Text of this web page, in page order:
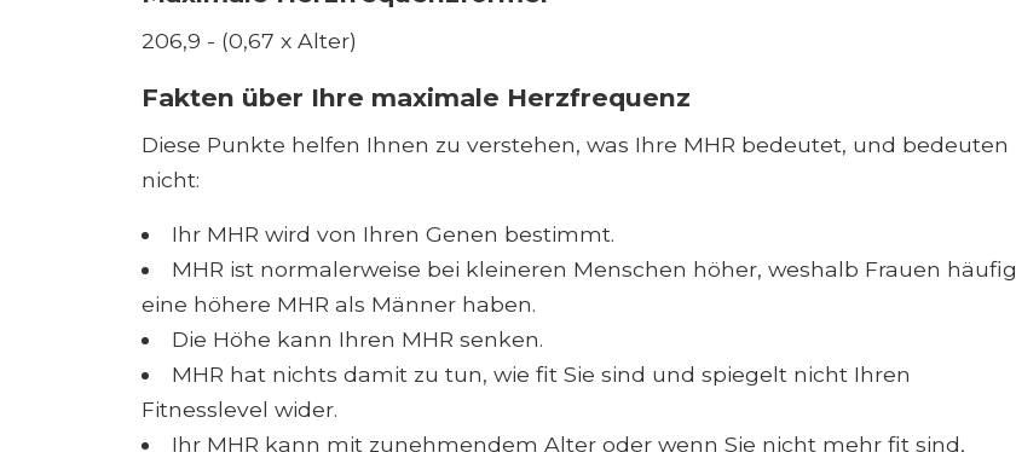
206,9 - (0,67 x Alter)
Fakten über Ihre maximale Herzfrequenz
Diese Punkte helfen Ihnen zu verstehen, was Ihre MHR bedeutet, und bedeuten
nicht:
Ihr MHR wird von Ihren Genen bestimmt.
MHR ist normalerweise bei kleineren Menschen höher, weshalb Frauen häufig
eine höhere MHR als Männer haben.
Die Höhe kann Ihren MHR senken.
MHR hat nichts damit zu tun, wie fit Sie sind und spiegelt nicht Ihren
Fitnesslevel wider.
Ihr MHR kann mit zunehmendem Alter oder wenn Sie nicht mehr fit sind,